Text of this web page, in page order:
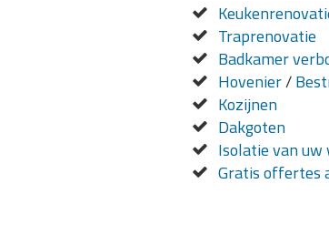
Traprenovatie
Badkamer
Hovenier/
Kozijnen
Dakgoten
Isolatie van uw
Gratis offertes